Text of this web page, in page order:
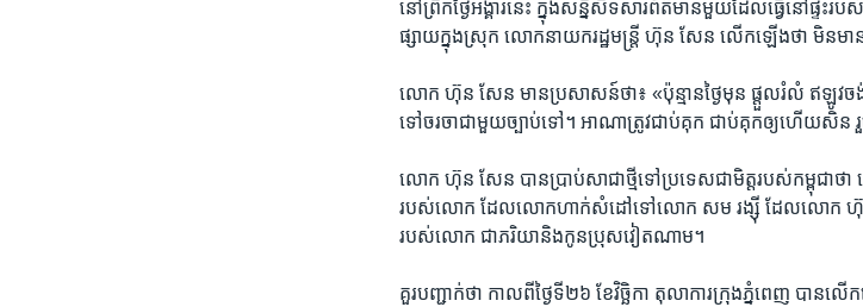
នៅ​ព្រឹក​ថ្ងៃ​អង្គារ​នេះ ក្នុង​សន្និសីទ​សារព័ត៌មាន​មួយ​ដែល​ធ្វើ​នៅផ្ទះ​រប
ផ្សាយ​ក្នុង​ស្រុក លោក​នាយក​រដ្ឋមន្រ្តី ហ៊ុន សែន លើក​ឡើង​ថា ​មិន​មាន​
លោក ហ៊ុន សែន មាន​ប្រសាសន៍​ថា៖ «ប៉ុន្មាន​ថ្ងៃ​មុន ផ្តួល​រំលំ ឥឡូវ​ចង់​
ទៅ​ចរចា​ជាមួយ​ច្បាប់​ទៅ។ អាណា​ត្រូវ​ជាប់​គុក ជាប់​គុក​ឲ្យ​ហើយ​សិន
លោក ហ៊ុន សែន បាន​ប្រាប់​សា​ជា​ថ្មី​ទៅ​ប្រទេស​ជា​មិត្តរបស់​កម្ពុជាថ
របស់​លោក ដែល​លោក​ហាក់​សំដៅ​ទៅ​លោក សម រង្ស៊ី ដែល​លោក ហ៊ុន
របស់​លោក ជា​ភរិយា​និង​កូន​ប្រុស​វៀតណាម។
គួរ​បញ្ជាក់​ថា កាល​ពី​ថ្ងៃទី​២៦ ខែ​វិច្ឆិកា​ តុលាការ​ក្រុង​ភ្នំពេញ​ បាន​